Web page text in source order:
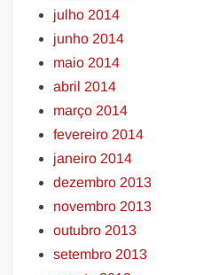
julho 2014
junho 2014
maio 2014
abril 2014
março 2014
fevereiro 2014
janeiro 2014
dezembro 2013
novembro 2013
outubro 2013
setembro 2013